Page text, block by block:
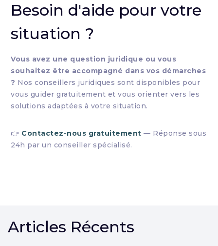
Besoin d'aide pour votre
situation ?
Vous avez une question juridique ou vous
souhaitez être accompagné dans vos démarches
? Nos conseillers juridiques sont disponibles pour
vous guider gratuitement et vous orienter vers les
solutions adaptées à votre situation.
👉 Contactez-nous gratuitement — Réponse sous
24h par un conseiller spécialisé.
Articles Récents